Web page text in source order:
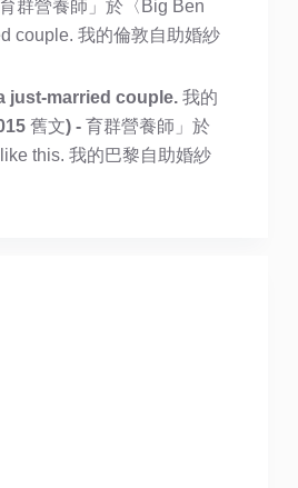
群營養師 」於〈 Big Ben
couple. 我的倫敦自助婚紗
just-married couple. 我的
舊文) - 育群營養師 」於
this. 我的巴黎自助婚紗